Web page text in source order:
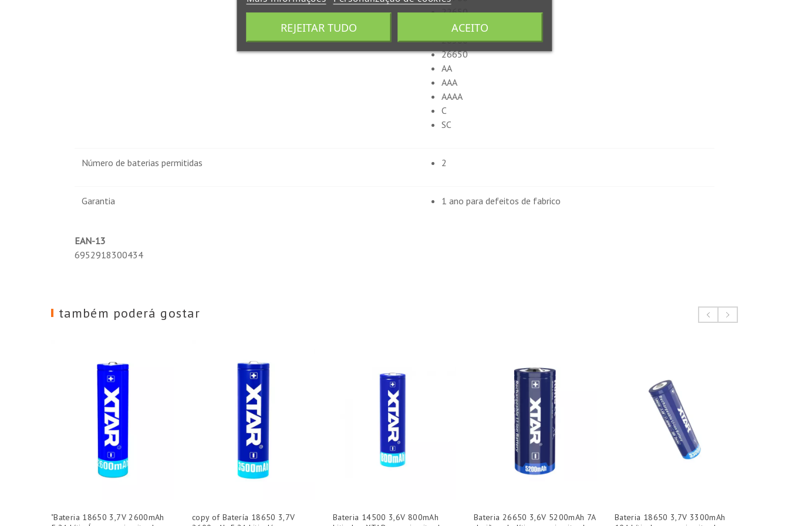
22650
25500
26500
26650
AA
AAA
AAAA
C
SC
Número de baterias permitidas 2
Garantia 1 ano para defeitos de fabrico
EAN-13
6952918300434
também poderá gostar
"Bateria 18650 3,7V 2600mAh
copy of Batería 18650 3,7V
Bateria 14500 3,6V 800mAh
Bateria 26650 3,6V 5200mAh 7A
Bateria 18650 3,7V 3300mAh
REJEITAR TUDO ACEITO